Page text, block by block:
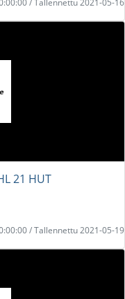
21 HUT
/ Tallennettu 2021-05-19